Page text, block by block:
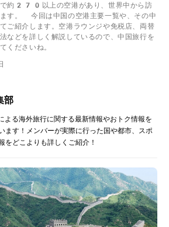
で約270以上の空港があり、世界中から訪
す。 今回は中国の空港主要一覧や、その中
ご紹介します。空港ラウンジや免税店、両替
などを詳しく解説しているので、中国旅行を
くださいね。
部
よる海外旅行に関する最新情報やおトク情報を
ます！メンバーが実際に行った国や都市、スポ
をどこよりも詳しくご紹介！